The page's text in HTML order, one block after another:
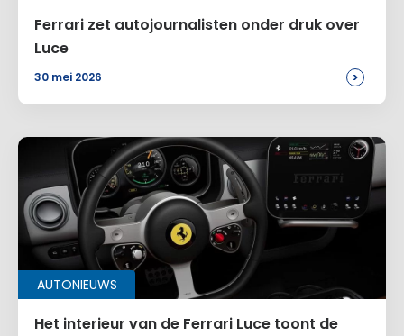
Ferrari zet autojournalisten onder druk over
Luce
30 mei 2026 >
AUTONIEUWS
Het interieur van de Ferrari Luce toont de